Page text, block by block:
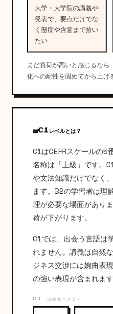
大学・大学院の講義や
発表で、要点だけでな
く態度や含意まで拾い
たい
まだ負荷が高いと感じるなら
化への耐性を固めてから上げ
📖C1レベルとは？
C1はCEFRスケールの5
名称は「上級」です。
や文法知識だけでなく、
ます。B2の学習者は理
理が必要な場面があり
荷が下がります。
C1では、出会う言語は
れません。講義は自然
ジネス交渉には婉曲表
の強い表現が含まれます
C1 試験相当スコア